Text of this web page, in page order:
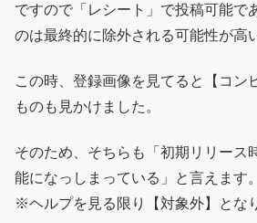
ですので「レシート」で投稿可能で
のは最終的に除外される可能性が高
この時、登録画像を見てると【コン
ものも見かけました。
そのため、そちらも「初期リリース
能になっしまっている」と言えます。
※ヘルプを見る限り【対象外】とな